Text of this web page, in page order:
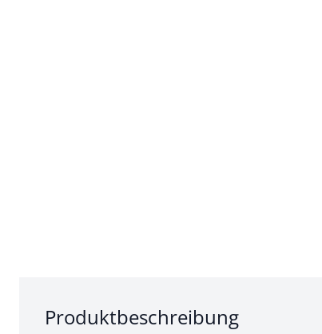
Abschnitt 1 von 3:
Produktbeschreibung